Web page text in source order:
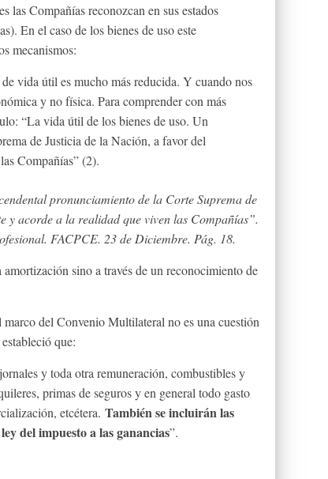
las Compañías reconozcan en sus estados
En el caso de los bienes de uso este
mecanismos:
vida útil es mucho más reducida. Y cuando nos
y no física. Para comprender con más
“La vida útil de los bienes de uso. Un
de Justicia de la Nación, a favor del
Compañías” (2).
pronunciamiento de la Corte Suprema de
y acorde a la realidad que viven las Compañías”.
FACPCE. 23 de Diciembre. Pág. 18.
sino a través de un reconocimiento de
del Convenio Multilateral no es una cuestión
que:
y toda otra remuneración, combustibles y
primas de seguros y en general todo gasto
etcétera. También se incluirán las
del impuesto a las ganancias”.